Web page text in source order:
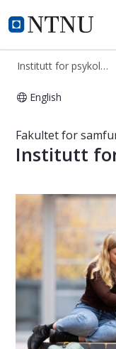
NTNU Hjemmeside
Institutt for
Institutt for psykologi
English
Fakultet for
Institutt